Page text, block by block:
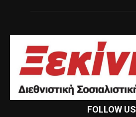
FOLLOW US